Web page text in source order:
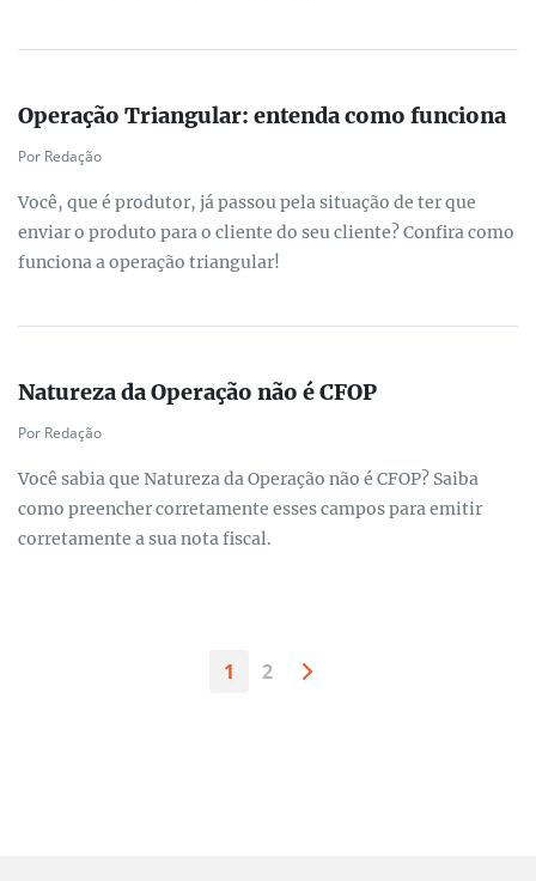
Operação Triangular: entenda como funciona
Por Redação
Você, que é produtor, já passou pela situação de ter que
enviar o produto para o cliente do seu cliente? Confira como
funciona a operação triangular!
Natureza da Operação não é CFOP
Por Redação
Você sabia que Natureza da Operação não é CFOP? Saiba
como preencher corretamente esses campos para emitir
corretamente a sua nota fiscal.
1 2